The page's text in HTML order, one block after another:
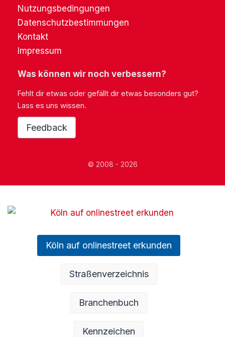
Nutzungsbedingungen
Datenschutzbestimmungen
Kontakt
Impressum
Was können wir noch verbessern?
Fehlt dir etwas oder gefällt dir etwas besonders gut?
Lass es uns wissen.
Feedback
© 2008 - 2026
Köln auf onlinestreet erkunden
Straßenverzeichnis
Branchenbuch
Kennzeichen